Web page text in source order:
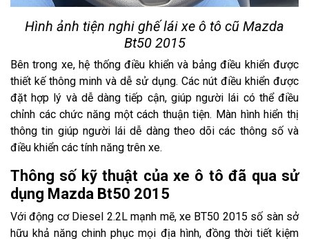
Hình ảnh tiện nghi ghế lái xe ô tô cũ Mazda
Bt50 2015
Bên trong xe, hệ thống điều khiển và bảng điều khiển được
thiết kế thông minh và dễ sử dụng. Các nút điều khiển được
đặt hợp lý và dễ dàng tiếp cận, giúp người lái có thể điều
chỉnh các chức năng một cách thuận tiện. Màn hình hiển thị
thông tin giúp người lái dễ dàng theo dõi các thông số và
điều khiển các tính năng trên xe.
Thông số kỹ thuật của xe ô tô đã qua sử
dụng Mazda Bt50 2015
Với động cơ Diesel 2.2L mạnh mẽ, xe BT50 2015 số sàn sở
hữu khả năng chinh phục mọi địa hình, đồng thời tiết kiệm